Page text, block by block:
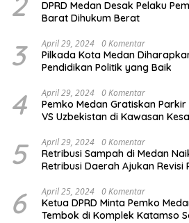
DPRD Medan Desak Pelaku
Barat Dihukum Berat
3 April 29, 2024 0 Komentar
Pilkada Kota Medan
Pendidikan Politik yang Baik
4 April 29, 2024 0 Komentar
Pemko Medan Gratiskan
VS Uzbekistan di Kawasan
5 April 29, 2024 0 Komentar
Retribusi Sampah di Medan
Retribusi Daerah Ajukan Revisi
6 April 25, 2024 0 Komentar
Ketua DPRD Minta Pemko
Tembok di Komplek Katamso